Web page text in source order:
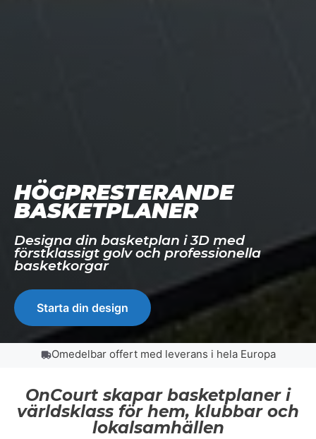
HÖGPRESTERANDE
BASKETPLANER
Designa din basketplan i 3D med
förstklassigt golv och professionella
basketkorgar
Starta din design
Omedelbar offert med leverans i hela Europa
OnCourt skapar basketplaner i
världsklass för hem, klubbar och
lokalsamhällen